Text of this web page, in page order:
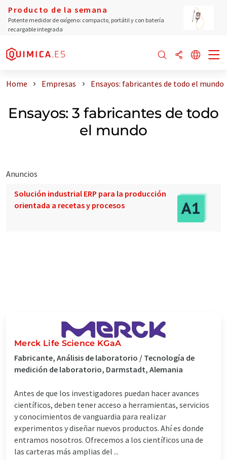
Producto de la semana
Potente medidor de oxígeno: compacto, portátil y con batería
recargable integrada
Home Empresas Ensayos: fabricantes de todo el mundo
Ensayos: 3 fabricantes de todo
el mundo
Anuncios
Solución industrial ERP para la producción
orientada a recetas y procesos
Merck Life Science KGaA
Fabricante, Análisis de laboratorio / Tecnología de
medición de laboratorio, Darmstadt, Alemania
Antes de que los investigadores puedan hacer avances
científicos, deben tener acceso a herramientas, servicios
y conocimientos de vanguardia para realizar
experimentos y diseñar nuevos productos. Ahí es donde
entramos nosotros. Ofrecemos a los científicos una de
las carteras más amplias del ...